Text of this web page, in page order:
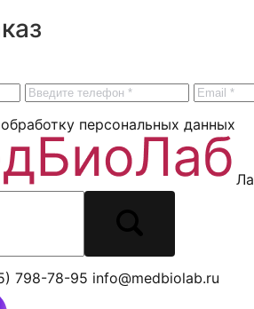
обработку персональных данных
798-78-95 info@medbiolab.ru